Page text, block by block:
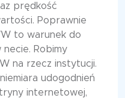
prędkość
Poprawnie
to warunek do
Robimy
na rzecz instytucji.
udogodnień
internetowej,